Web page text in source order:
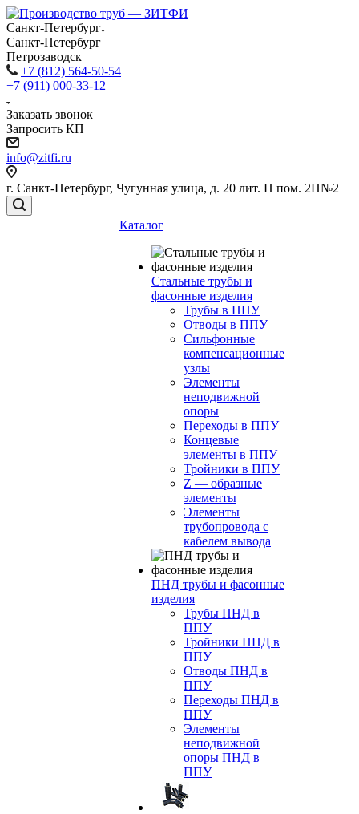
Санкт-Петербург
Санкт-Петербург
Петрозаводск
+7 (812) 564-50-54
+7 (911) 000-33-12
Заказать звонок
Запросить КП
info@zitfi.ru
г. Санкт-Петербург, Чугунная улица, д. 20 лит. Н пом. 2Н№2
Каталог
Стальные трубы и
фасонные изделия
Трубы в ППУ
Отводы в ППУ
Сильфонные
компенсационные
узлы
Элементы
неподвижной
опоры
Переходы в ППУ
Концевые
элементы в ППУ
Тройники в ППУ
Z — образные
элементы
Элементы
трубопровода с
кабелем вывода
ПНД трубы и фасонные
изделия
Трубы ПНД в
ППУ
Тройники ПНД в
ППУ
Отводы ПНД в
ППУ
Переходы ПНД в
ППУ
Элементы
неподвижной
опоры ПНД в
ППУ